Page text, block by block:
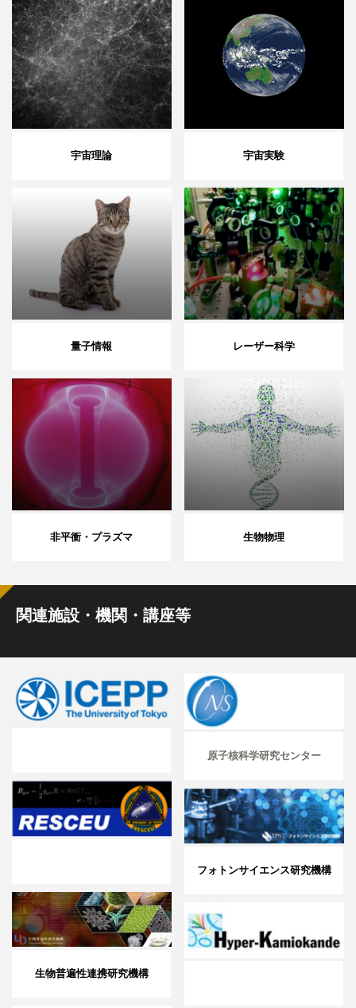
宇宙理論 宇宙実験
量子情報 レーザー科学
非平衝・プラズマ 生物物理
関連施設・機関・講座等
原子核科学研究センター
フォトンサイエンス研究機構
生物普遍性連携研究機構